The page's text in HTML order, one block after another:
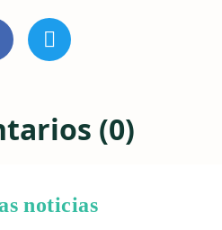
(0)
noticias